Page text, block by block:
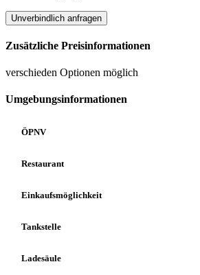
Unverbindlich anfragen
Zusätzliche Preisinformationen
verschieden Optionen möglich
Umgebungsinformationen
ÖPNV
Restaurant
Einkaufsmöglichkeit
Tankstelle
Ladesäule